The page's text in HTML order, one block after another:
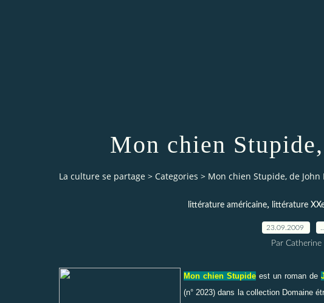
Mon chien
La culture se partage > Categories > Mon chien Stupide, de John
littérature américaine, littérature
23.09.2009
Par Catherine
Mon chien Stupide est un roman de
(n° 2023) dans la collection Domaine